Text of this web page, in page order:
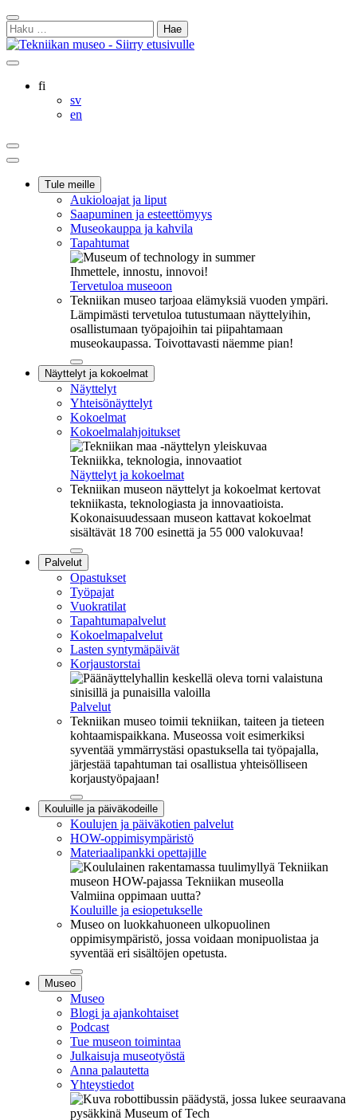
Siirry
sisältöön
Sulje
hakukenttä
Haku:
Ostoskorisi
Oma
Hae
sivultafi
svSvenska
en
Ostoskorisi
Oma
tiliHae
Päävalikko
Tule meille
Aukioloajat ja liput
Saapuminen ja esteettömyys
Museokauppa ja kahvila
Tapahtumat
Ihmettele, innostu, innovoi!
Tervetuloa museoon
Tekniikan museo tarjoaa elämyksiä vuoden ympäri.
Lämpimästi tervetuloa tutustumaan näyttelyihin,
osallistumaan työpajoihin tai piipahtamaan
museokaupassa. Toivottavasti näemme pian!
Sulje
alavalikko
Näyttelyt ja kokoelmat
Näyttelyt
Yhteisönäyttelyt
Kokoelmat
Kokoelmalahjoitukset
Tekniikka, teknologia, innovaatiot
Näyttelyt ja kokoelmat
Tekniikan museon näyttelyt ja kokoelmat kertovat
tekniikasta, teknologiasta ja innovaatioista.
Kokonaisuudessaan museon kattavat kokoelmat
sisältävät 18 700 esinettä ja 55 000 valokuvaa!
Sulje
alavalikko
Palvelut
Opastukset
Työpajat
Vuokratilat
Tapahtumapalvelut
Kokoelmapalvelut
Lasten syntymäpäivät
Korjaustorstai
Palvelut
Tekniikan museo toimii tekniikan, taiteen ja tieteen
kohtaamispaikkana. Museossa voit esimerkiksi
syventää ymmärrystäsi opastuksella tai työpajalla,
järjestää tapahtuman tai osallistua yhteisölliseen
korjaustyöpajaan!
Sulje
alavalikko
Kouluille ja päiväkodeille
Koulujen ja päiväkotien palvelut
HOW-oppimisympäristö
Materiaalipankki opettajille
Valmiina oppimaan uutta?
Kouluille ja esiopetukselle
Museo on luokkahuoneen ulkopuolinen
oppimisympäristö, jossa voidaan monipuolistaa ja
syventää eri sisältöjen opetusta.
Sulje
alavalikko
Museo
Museo
Blogi ja ajankohtaiset
Podcast
Tue museon toimintaa
Julkaisuja museotyöstä
Anna palautetta
Yhteystiedot